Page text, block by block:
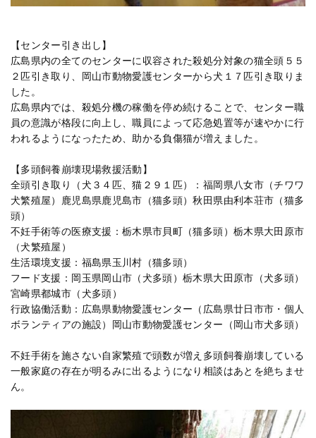
【センター引き出し】
広島県内の全てのセンターに収容された殺処分対象の猫全頭５５
２匹引き取り、岡山市動物愛護センターから犬１７匹引き取りま
した。
広島県内では、殺処分機の稼働を停め続けることで、センター職
員の意識が格段に向上し、職員によって応急処置等が速やかに行
われるようになったため、助かる負傷猫が増えました。
【多頭飼養崩壊現場救援活動】
全頭引き取り（犬３４匹、猫２９１匹）：福岡県八女市（チワワ
犬繁殖屋）鹿児島県鹿児島市（猫多頭）秋田県由利本荘市（猫多
頭）
不妊手術等の医療支援：栃木県市貝町（猫多頭）栃木県大田原市
（犬繁殖屋）
生活環境支援：福島県玉川村（猫多頭）
フード支援：岡玉県岡山市（犬多頭）栃木県大田原市（犬多頭）
宮崎県都城市（犬多頭）
行政協働活動：広島県動物愛護センター（広島県廿日市市・個人
ボランティアの施設）岡山市動物愛護センター（岡山市犬多頭）
不妊手術を施さない自家繁殖で頭数が増え多頭飼養崩壊している
一般家庭の存在が明るみに出るようになり相談はあとを絶ちませ
ん。